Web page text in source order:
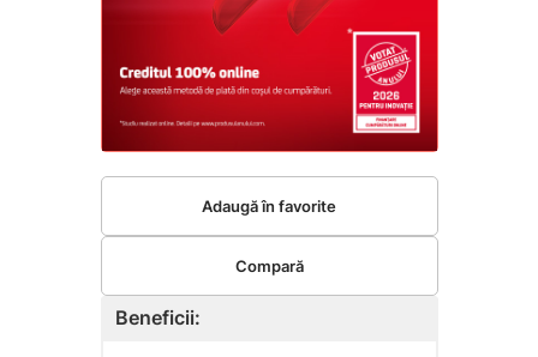
Beneficii:
Adaugă în favorite
Compară